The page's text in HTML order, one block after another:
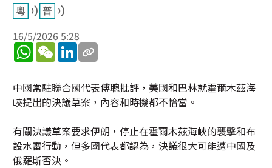
16/5/2026 5:28
WhatsApp
WeChatLinkedIn
中國常駐聯合國代表傅聰批評，美國和巴林就霍爾木茲海
峽提出的決議草案，內容和時機都不恰當。
有關決議草案要求伊朗，停止在霍爾木茲海峽的襲擊和布
設水雷行動，但多國代表都認為，決議很大可能遭中國及
俄羅斯否決。